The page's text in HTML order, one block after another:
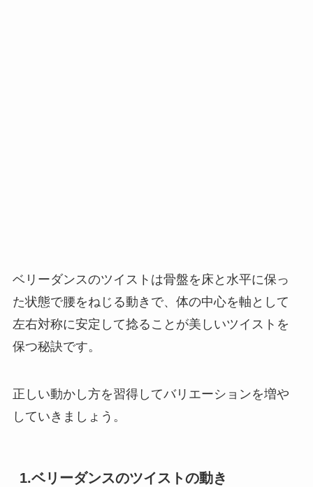
ベリーダンスのツイストは骨盤を床と水平に保っ
た状態で腰をねじる動きで、体の中心を軸として
左右対称に安定して捻ることが美しいツイストを
保つ秘訣です。
正しい動かし方を習得してバリエーションを増や
していきましょう。
1.ベリーダンスのツイストの動き